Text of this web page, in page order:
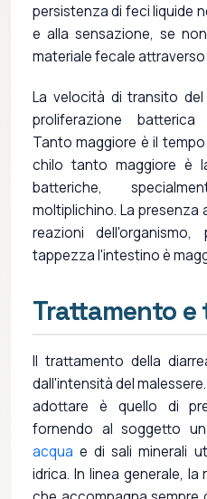
persistenza di feci liquide
e alla sensazione, se
materiale fecale
La velocità di transito
proliferazione batterica
Tanto maggiore è il
chilo tanto maggiore è
batteriche,
moltiplichino. La presenza
reazioni
tappezza l'intestino è
Trattamento e
Il trattamento della
dall'intensità del
adottare è quello di
fornendo al soggetto
acqua e di sali minerali
idrica. In linea generale,